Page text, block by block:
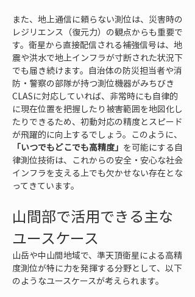
また、地上通信に頼らない測位は、災害時の
レジリエンス（復元力）の観点からも重要で
す。衛星から直接配信される補強信号は、地
震や洪水で地上インフラが寸断された状況下
でも届き続けます。自治体の防災担当者や消
防・警察の部隊が持つ測位機器がみちびき
CLASに対応していれば、非常時にも自律的
に現在位置を把握したり被害範囲を地図化し
たりできるため、初動対応の精度とスピード
が飛躍的に向上するでしょう。このように、
「いつでもどこでも高精度」 を可能にする自
律測位技術は、これからの安全・安心な社会
インフラを支える上でも欠かせない存在とな
ってきています。
山間部で活用できる主な
ユースケース
山岳や中山間地域で、準天頂衛星による高精
度測位が特に力を発揮する分野として、以下
のようなユースケースが考えられます。